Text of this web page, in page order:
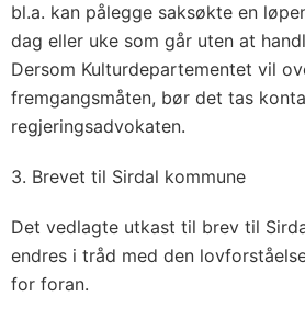
bl.a. kan pålegge saksøkte en
dag eller uke som går uten at
Dersom Kulturdepartementet vil
fremgangsmåten, bør det tas
regjeringsadvokaten.
3. Brevet til Sirdal kommune
Det vedlagte utkast til brev til
endres i tråd med den
for foran.